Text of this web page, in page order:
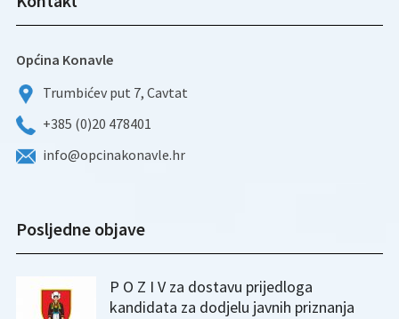
Općina Konavle
Trumbićev put 7, Cavtat
+385 (0)20 478401
info@opcinakonavle.hr
Posljedne objave
P O Z I V za dostavu prijedloga
kandidata za dodjelu javnih priznanja